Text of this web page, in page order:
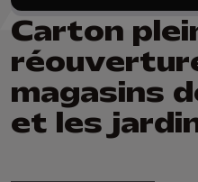
Carton
magasins
et les